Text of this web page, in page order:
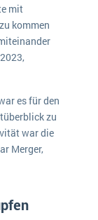
mit
kommen
es für den
zu
war die
Merger,